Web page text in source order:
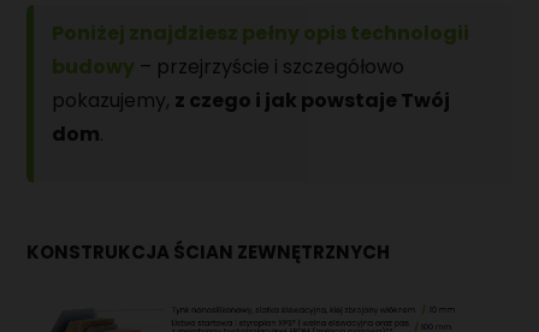
Poniżej znajdziesz pełny opis technologii
budowy – przejrzyście i szczegółowo
pokazujemy, z czego i jak powstaje Twój
dom.
KONSTRUKCJA ŚCIAN ZEWNĘTRZNYCH